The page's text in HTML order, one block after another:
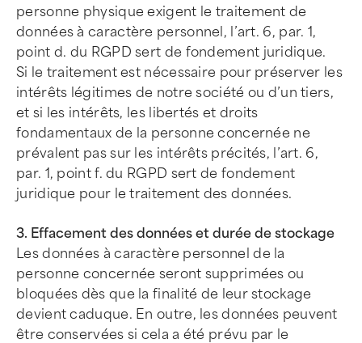
personne physique exigent le traitement de
données à caractère personnel, l’art. 6, par. 1,
point d. du RGPD sert de fondement juridique.
Si le traitement est nécessaire pour préserver les
intérêts légitimes de notre société ou d’un tiers,
et si les intérêts, les libertés et droits
fondamentaux de la personne concernée ne
prévalent pas sur les intérêts précités, l’art. 6,
par. 1, point f. du RGPD sert de fondement
juridique pour le traitement des données.
3. Effacement des données et durée de stockage
Les données à caractère personnel de la
personne concernée seront supprimées ou
bloquées dès que la finalité de leur stockage
devient caduque. En outre, les données peuvent
être conservées si cela a été prévu par le